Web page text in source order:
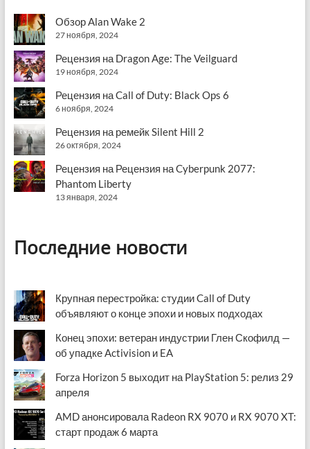
Обзор Alan Wake 2
27 ноября, 2024
Рецензия на Dragon Age: The Veilguard
19 ноября, 2024
Рецензия на Call of Duty: Black Ops 6
6 ноября, 2024
Рецензия на ремейк Silent Hill 2
26 октября, 2024
Рецензия на Рецензия на Cyberpunk 2077:
Phantom Liberty
13 января, 2024
Последние новости
Крупная перестройка: студии Call of Duty
объявляют о конце эпохи и новых подходах
Конец эпохи: ветеран индустрии Глен Скофилд —
об упадке Activision и EA
Forza Horizon 5 выходит на PlayStation 5: релиз 29
апреля
AMD анонсировала Radeon RX 9070 и RX 9070 XT:
старт продаж 6 марта